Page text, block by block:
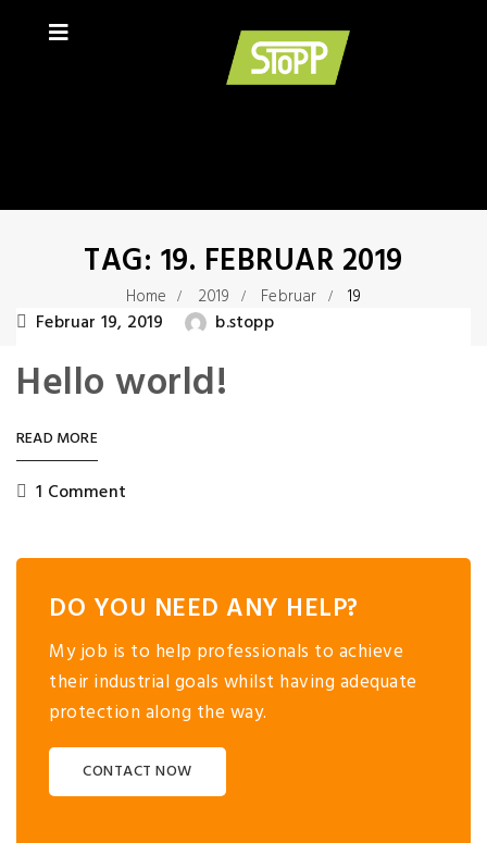
TAG: 19. FEBRUAR 2019
Home 2019 Februar 19
Februar 19, 2019 b.stopp
Hello world!
READ MORE
1 Comment
DO YOU NEED ANY HELP?
My job is to help professionals to achieve
their industrial goals whilst having adequate
protection along the way.
CONTACT NOW